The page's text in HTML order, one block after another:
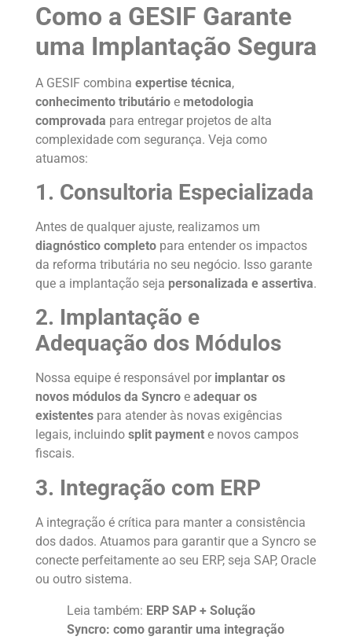
Como a GESIF Garante
uma Implantação Segura
A GESIF combina expertise técnica,
conhecimento tributário e metodologia
comprovada para entregar projetos de alta
complexidade com segurança. Veja como
atuamos:
1. Consultoria Especializada
Antes de qualquer ajuste, realizamos um
diagnóstico completo para entender os impactos
da reforma tributária no seu negócio. Isso garante
que a implantação seja personalizada e assertiva.
2. Implantação e
Adequação dos Módulos
Nossa equipe é responsável por implantar os
novos módulos da Syncro e adequar os
existentes para atender às novas exigências
legais, incluindo split payment e novos campos
fiscais.
3. Integração com ERP
A integração é crítica para manter a consistência
dos dados. Atuamos para garantir que a Syncro se
conecte perfeitamente ao seu ERP, seja SAP, Oracle
ou outro sistema.
Leia também: ERP SAP + Solução
Syncro: como garantir uma integração